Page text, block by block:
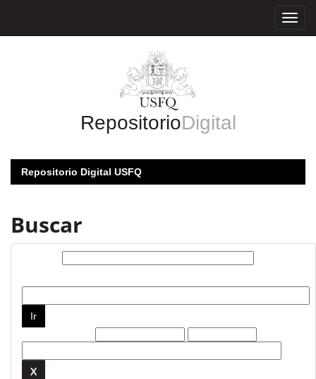
RepositorioDigital
Repositorio Digital USFQ
Buscar